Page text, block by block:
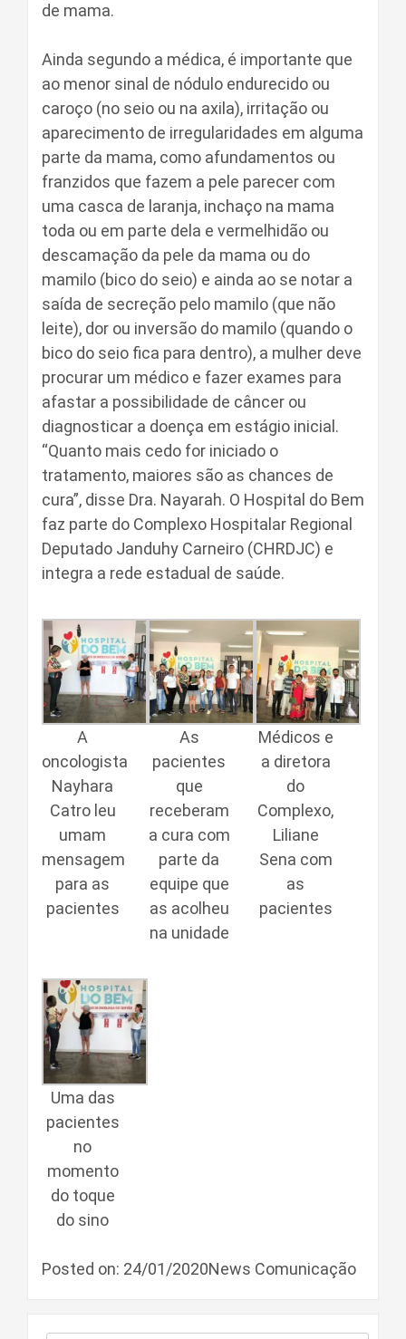
de mama.
Ainda segundo a médica, é importante que
ao menor sinal de nódulo endurecido ou
caroço (no seio ou na axila), irritação ou
aparecimento de irregularidades em alguma
parte da mama, como afundamentos ou
franzidos que fazem a pele parecer com
uma casca de laranja, inchaço na mama
toda ou em parte dela e vermelhidão ou
descamação da pele da mama ou do
mamilo (bico do seio) e ainda ao se notar a
saída de secreção pelo mamilo (que não
leite), dor ou inversão do mamilo (quando o
bico do seio fica para dentro), a mulher deve
procurar um médico e fazer exames para
afastar a possibilidade de câncer ou
diagnosticar a doença em estágio inicial.
“Quanto mais cedo for iniciado o
tratamento, maiores são as chances de
cura”, disse Dra. Nayarah. O Hospital do Bem
faz parte do Complexo Hospitalar Regional
Deputado Janduhy Carneiro (CHRDJC) e
integra a rede estadual de saúde.
A
oncologista
Nayhara
Catro leu
umam
mensagem
para as
pacientes
As
pacientes
que
receberam
a cura com
parte da
equipe que
as acolheu
na unidade
Médicos e
a diretora
do
Complexo,
Liliane
Sena com
as
pacientes
Uma das
pacientes
no
momento
do toque
do sino
Posted on: 24/01/2020News Comunicação